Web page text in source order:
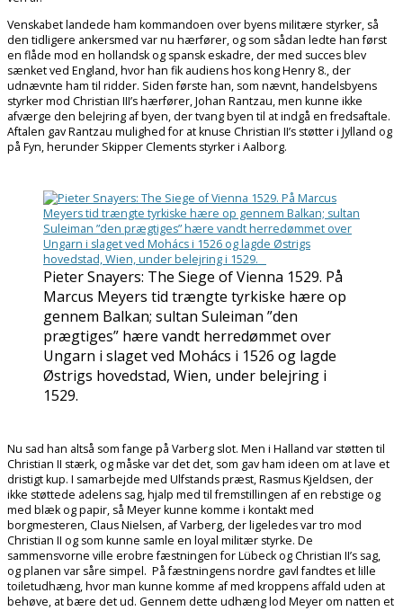
Venskabet landede ham kommandoen over byens militære styrker, så
den tidligere ankersmed var nu hærfører, og som sådan ledte han først
en flåde mod en hollandsk og spansk eskadre, der med succes blev
sænket ved England, hvor han fik audiens hos kong Henry 8., der
udnævnte ham til ridder. Siden første han, som nævnt, handelsbyens
styrker mod Christian III’s hærfører, Johan Rantzau, men kunne ikke
afværge den belejring af byen, der tvang byen til at indgå en fredsaftale.
Aftalen gav Rantzau mulighed for at knuse Christian II’s støtter i Jylland og
på Fyn, herunder Skipper Clements styrker i Aalborg.
Pieter Snayers: The Siege of Vienna 1529. På
Marcus Meyers tid trængte tyrkiske hære op
gennem Balkan; sultan Suleiman ”den
prægtiges” hære vandt herredømmet over
Ungarn i slaget ved Mohács i 1526 og lagde
Østrigs hovedstad, Wien, under belejring i
1529.
Nu sad han altså som fange på Varberg slot. Men i Halland var støtten til
Christian II stærk, og måske var det det, som gav ham ideen om at lave et
dristigt kup. I samarbejde med Ulfstands præst, Rasmus Kjeldsen, der
ikke støttede adelens sag, hjalp med til fremstillingen af en rebstige og
med blæk og papir, så Meyer kunne komme i kontakt med
borgmesteren, Claus Nielsen, af Varberg, der ligeledes var tro mod
Christian II og som kunne samle en loyal militær styrke. De
sammensvorne ville erobre fæstningen for Lübeck og Christian II’s sag,
og planen var såre simpel. På fæstningens nordre gavl fandtes et lille
toiletudhæng, hvor man kunne komme af med kroppens affald uden at
behøve, at bære det ud. Gennem dette udhæng lod Meyer om natten et